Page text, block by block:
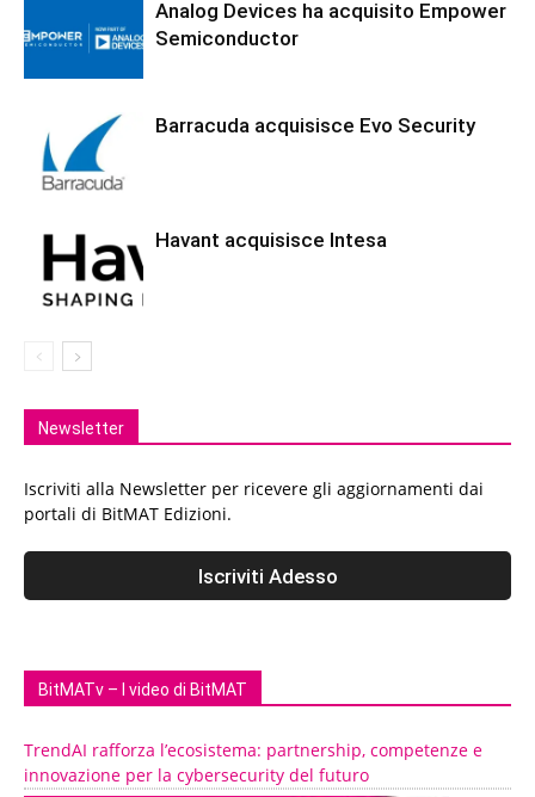
Analog Devices ha acquisito Empower
Semiconductor
Barracuda acquisisce Evo Security
Havant acquisisce Intesa
Newsletter
Iscriviti alla Newsletter per ricevere gli aggiornamenti dai
portali di BitMAT Edizioni.
BitMATv – I video di BitMAT
TrendAI rafforza l’ecosistema: partnership, competenze e
innovazione per la cybersecurity del futuro